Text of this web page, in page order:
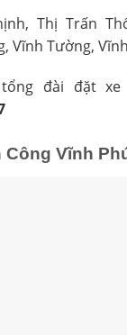
Thị Trấn
Vĩnh Tường,
đài đặt xe
Công Vĩnh